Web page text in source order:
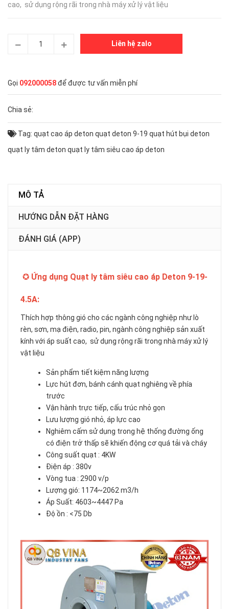
cao, sử dụng rộng rãi trong nhà máy xử lý vật liệu
Liên hệ zalo
Gọi 092000058để được tư vấn miễn phí
Chia sẻ:
Tag: quạt cao áp deton quạt deton 9-19 quạt hút bụi deton
quạt ly tâm deton quạt ly tâm siêu cao áp deton
MÔ TẢ
HƯỚNG DẪN ĐẶT HÀNG
ĐÁNH GIÁ (APP)
✪ Ứng dụng Quạt ly tâm siêu cao áp Deton 9-19-
4.5A:
Thích hợp thông gió cho các ngành công nghiệp như lò
rèn, sơn, mạ điện, radio, pin, ngành công nghiệp sản xuất
kính với áp suất cao, sử dụng rộng rãi trong nhà máy xử lý
vật liệu
Sản phẩm tiết kiệm năng lượng
Lực hút đơn, bánh cánh quạt nghiêng về phía
trước
Vận hành trực tiếp, cấu trúc nhỏ gọn
Lưu lượng gió nhỏ, áp lực cao
Nghiêm cấm sử dụng trong hệ thống đường ống
có điện trở thấp sẽ khiến động cơ quá tải và cháy
Công suất quạt : 4KW
Điện áp : 380v
Vòng tua : 2900 v/p
Lượng gió: 1174~2062 m3/h
Áp Suất: 4603~4447 Pa
Độ ồn : <75 Db